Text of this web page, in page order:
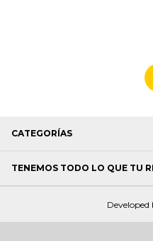
CATEGORÍAS
TENEMOS TODO LO QUE TU
Developed